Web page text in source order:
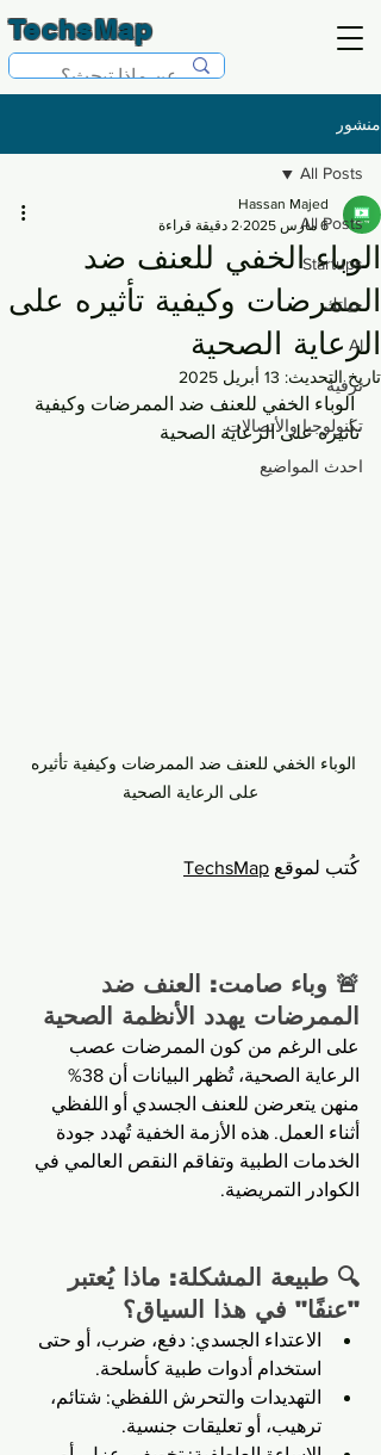
TechsMap
منشور
All Posts
Startups
حياتك
AI
ترفية
تكنولوجيا والأتصالات
احدث المواضيع
All Posts
الوباء الخفي للعنف ضد
الممرضات وكيفية تأثيره على
الرعاية الصحية
Hassan Majed
6 مارس 2025
2 دقيقة قراءة
تاريخ التحديث: 13 أبريل 2025
الوباء الخفي للعنف ضد الممرضات وكيفية
تأثيره على الرعاية الصحية
الوباء الخفي للعنف ضد الممرضات وكيفية تأثيره
على الرعاية الصحية
كُتب لموقع TechsMap
🚨 وباء صامت: العنف ضد
الممرضات يهدد الأنظمة الصحية
على الرغم من كون الممرضات عصب
الرعاية الصحية، تُظهر البيانات أن 38%
منهن يتعرضن للعنف الجسدي أو اللفظي
أثناء العمل. هذه الأزمة الخفية تُهدد جودة
الخدمات الطبية وتفاقم النقص العالمي في
الكوادر التمريضية.
🔍 طبيعة المشكلة: ماذا يُعتبر
"عنفًا" في هذا السياق؟
الاعتداء الجسدي: دفع، ضرب، أو حتى
استخدام أدوات طبية كأسلحة.
التهديدات والتحرش اللفظي: شتائم،
ترهيب، أو تعليقات جنسية.